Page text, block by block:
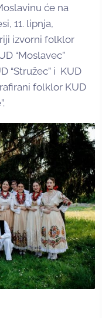
će na
11. lipnja,
izvorni folklor
“Moslavec”
“Stružec” i KUD
folklor KUD